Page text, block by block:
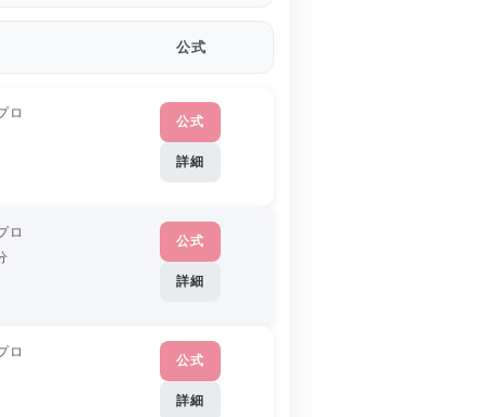
公式
ロ
公式
詳細
ロ
公式
詳細
ロ
公式
詳細